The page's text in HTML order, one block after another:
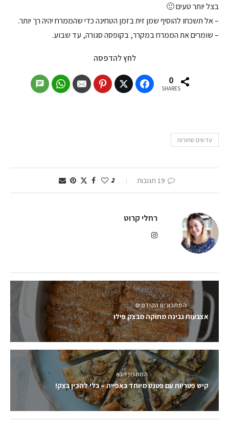
בצל יותר טעים 🙂
– אל תשכחו להוסיף שמן זית בזמן הטחינה כדי שהממרח יהיה רך יותר.
– שומרים את הממרח במקרר, בקופסה סגורה, עד שבוע.
לחץ להדפסה
0
SHARES
עדשים שחורות
19 תגובות 2
רחלי קרוט
המתכונים הקודמים
אצבעות גבינה מתוקה מבצק פילו
המתכון הבא
קיש פטריות עם פטנט מיוחד באפייה – בלי להכין בצק!